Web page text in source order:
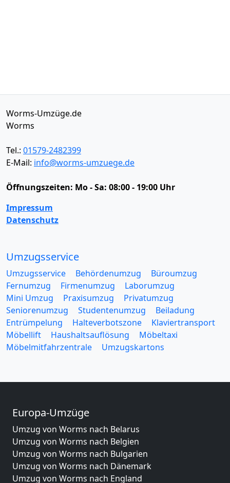
Worms-Umzüge.de
Worms
Tel.: 01579-2482399
E-Mail: info@worms-umzuege.de
Öffnungszeiten: Mo - Sa: 08:00 - 19:00 Uhr
Impressum
Datenschutz
Umzugsservice
Umzugsservice Behördenumzug
Büroumzug
Fernumzug
Firmenumzug
Laborumzug
Mini Umzug
Praxisumzug
Privatumzug
Seniorenumzug
Studentenumzug
Beiladung
Entrümpelung
Halteverbotszone
Klaviertransport
Möbellift
Haushaltsauflösung
Möbeltaxi
Möbelmitfahrzentrale
Umzugskartons
Europa-Umzüge
Umzug von Worms nach Belarus
Umzug von Worms nach Belgien
Umzug von Worms nach Bulgarien
Umzug von Worms nach Dänemark
Umzug von Worms nach England